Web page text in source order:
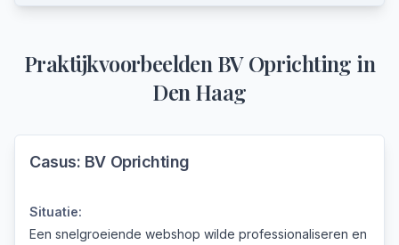
Praktijkvoorbeelden BV Oprichting in
Den Haag
Casus: BV Oprichting
Situatie:
Een snelgroeiende webshop wilde professionaliseren en